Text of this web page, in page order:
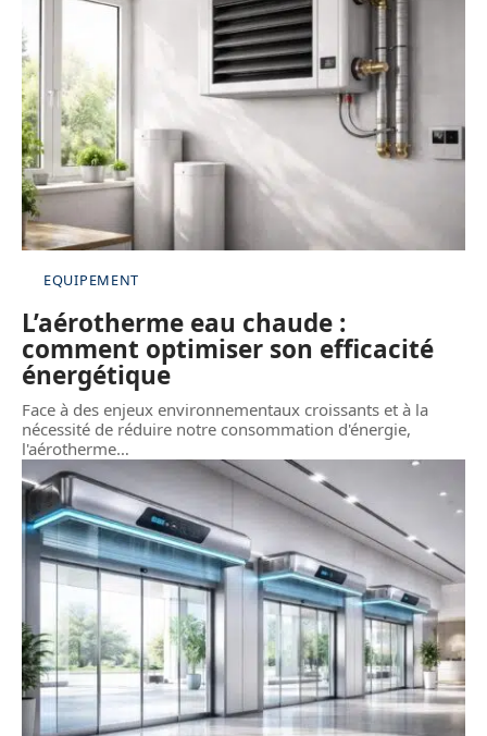
EQUIPEMENT
L’aérotherme eau chaude :
comment optimiser son efficacité
énergétique
Face à des enjeux environnementaux croissants et à la
nécessité de réduire notre consommation d'énergie,
l'aérotherme…